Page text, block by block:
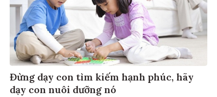
Đừng dạy con tìm kiếm hạnh phúc, hãy
dạy con nuôi dưỡng nó